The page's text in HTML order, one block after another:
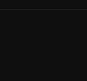
Wij hebben voor jou
en functionaliteit